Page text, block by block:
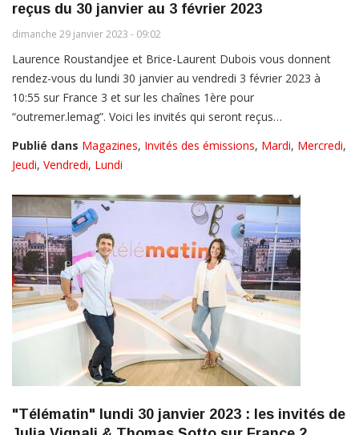
reçus du 30 janvier au 3 février 2023
dimanche 29 janvier 2023 - 09:02
Laurence Roustandjee et Brice-Laurent Dubois vous donnent
rendez-vous du lundi 30 janvier au vendredi 3 février 2023 à
10:55 sur France 3 et sur les chaînes 1ère pour
“outremer.lemag”. Voici les invités qui seront reçus…
Publié dans Magazines, Invités des émissions, Mardi, Mercredi,
Jeudi, Vendredi, Lundi
"Télématin" lundi 30 janvier 2023 : les invités de